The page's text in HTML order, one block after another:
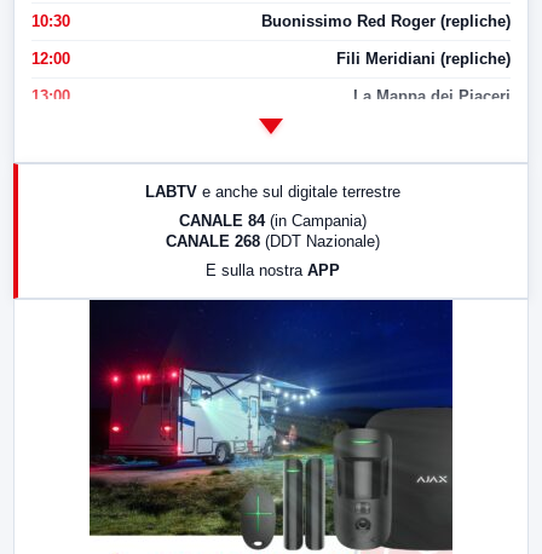
10:30 Buonissimo Red Roger (repliche)
12:00 Fili Meridiani (repliche)
13:00 La Mappa dei Piaceri
17:00 LabNews (replica)
LABTV e anche sul digitale terrestre
CANALE 84 (in Campania)
CANALE 268 (DDT Nazionale)
E sulla nostra APP